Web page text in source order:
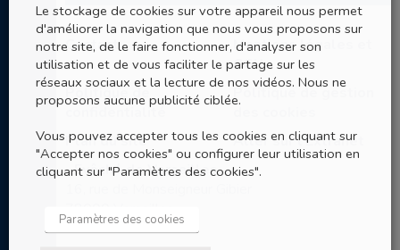
Contact
Mentions légales et
CGU
Politique de
confidentialité
Politique de gestion
Plan du site
Aller sur l’Extranet
Evêché de Versailles
78000 Versailles
Tel: 01 30 97 67 60
Le stockage de cookies sur votre appareil nous permet
d'améliorer la navigation que nous vous proposons sur
notre site, de le faire fonctionner, d'analyser son
utilisation et de vous faciliter le partage sur les
réseaux sociaux et la lecture de nos vidéos. Nous ne
proposons aucune publicité ciblée.
Vous pouvez accepter tous les cookies en cliquant sur
"Accepter nos cookies" ou configurer leur utilisation en
cliquant sur "Paramètres des cookies".
Paramètres des cookies